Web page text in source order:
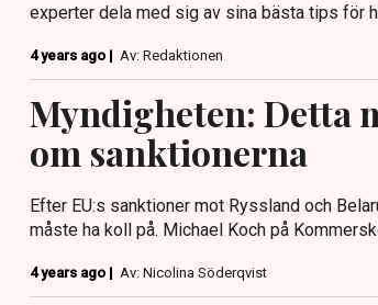
experter dela med sig av sina bästa tips för
4 years ago | Av: Redaktionen
Myndigheten: Detta
om sanktionerna
Efter EU:s sanktioner mot Ryssland och
måste ha koll på. Michael Koch på
4 years ago | Av: Nicolina Söderqvist